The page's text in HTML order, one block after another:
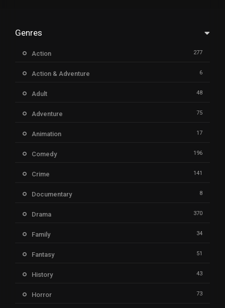
Genres
Action 277
Action & Adventure 6
Adult 48
Adventure 75
Animation 17
Comedy 196
Crime 141
Documentary 8
Drama 370
Family 34
Fantasy 51
History 43
Horror 73